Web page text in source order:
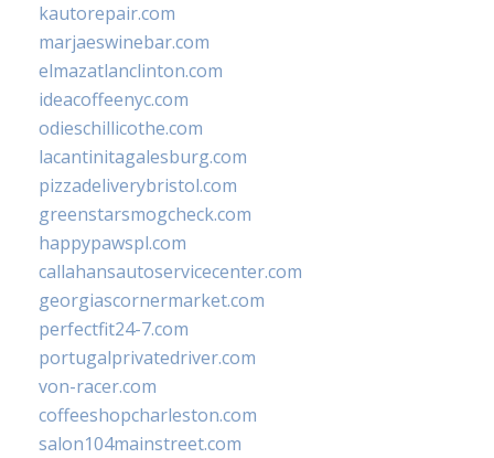
kautorepair.com
marjaeswinebar.com
elmazatlanclinton.com
ideacoffeenyc.com
odieschillicothe.com
lacantinitagalesburg.com
pizzadeliverybristol.com
greenstarsmogcheck.com
happypawspl.com
callahansautoservicecenter.com
georgiascornermarket.com
perfectfit24-7.com
portugalprivatedriver.com
von-racer.com
coffeeshopcharleston.com
salon104mainstreet.com